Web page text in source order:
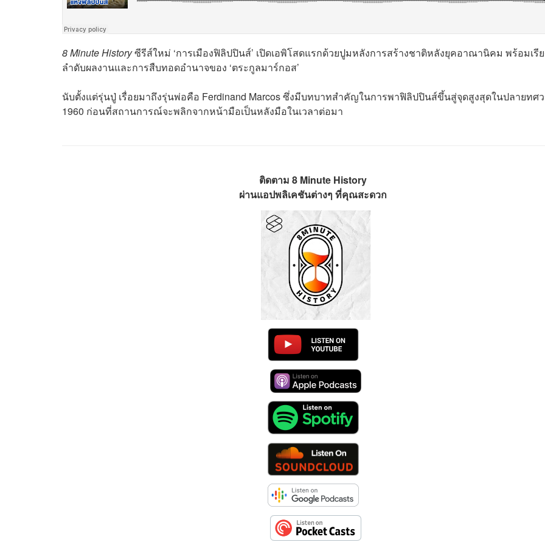
8 Minute Historyซีรีส์ใหม่ ‘การเมืองฟิลิปปินส์’ เปิดเอพิโสดแรกด้วยปูมหลังการสร้างชาติหลังยุคอาณานิคม พร้อมเรี
ลำดับผลงานและการสืบทอดอำนาจของ ‘ตระกูลมาร์กอส’
นับตั้งแต่รุ่นปู่ เรื่อยมาถึงรุ่นพ่อคือ Ferdinand Marcos ซึ่งมีบทบาทสำคัญในการพาฟิลิปปินส์ขึ้นสู่จุดสูงสุดในปลายทศ
1960 ก่อนที่สถานการณ์จะพลิกจากหน้ามือเป็นหลังมือในเวลาต่อมา
ติดตาม 8 Minute History
ผ่านแอปพลิเคชันต่างๆ ที่คุณสะดวก